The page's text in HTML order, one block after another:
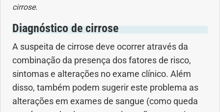
cirrose.
Diagnóstico de cirrose
A suspeita de cirrose deve ocorrer através da
combinação da presença dos fatores de risco,
sintomas e alterações no exame clínico. Além
disso, também podem sugerir este problema as
alterações em exames de sangue (como queda